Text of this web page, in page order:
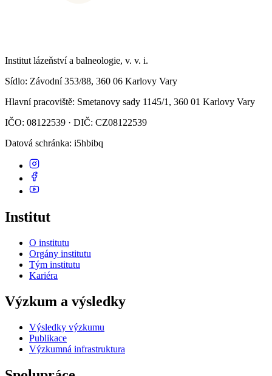
Institut lázeňství a balneologie, v. v. i.
Sídlo: Závodní 353/88, 360 06 Karlovy Vary
Hlavní pracoviště: Smetanovy sady 1145/1, 360 01 Karlovy Vary
IČO: 08122539 · DIČ: CZ08122539
Datová schránka: i5hbibq
Institut
O institutu
Orgány institutu
Tým institutu
Kariéra
Výzkum a výsledky
Výsledky výzkumu
Publikace
Výzkumná infrastruktura